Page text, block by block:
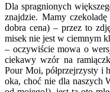
Dla spragnionych
znajdzie. Mamy
dobra cena) – przez to
misek nie jest w ciemnym
– oczywiście mowa o
ciekawy wzór na
Pour Moi, półprzejrzysty i
oka, choć nie dla naszych